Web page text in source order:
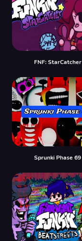
FNF: StarCatcher
Sprunki Phase 69